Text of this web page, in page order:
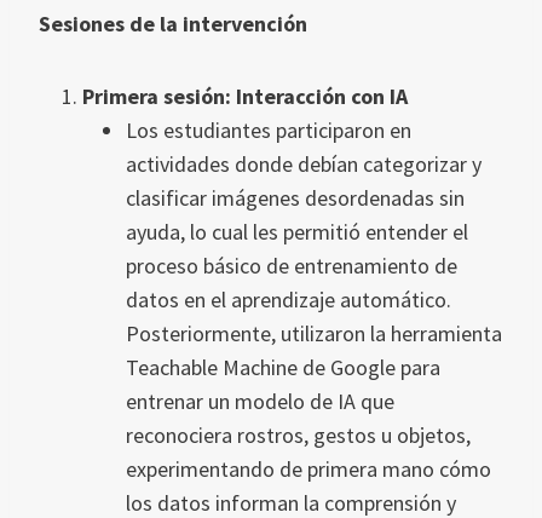
Sesiones de la intervención
Primera sesión: Interacción con IA
Los estudiantes participaron en
actividades donde debían categorizar y
clasificar imágenes desordenadas sin
ayuda, lo cual les permitió entender el
proceso básico de entrenamiento de
datos en el aprendizaje automático.
Posteriormente, utilizaron la herramienta
Teachable Machine de Google para
entrenar un modelo de IA que
reconociera rostros, gestos u objetos,
experimentando de primera mano cómo
los datos informan la comprensión y